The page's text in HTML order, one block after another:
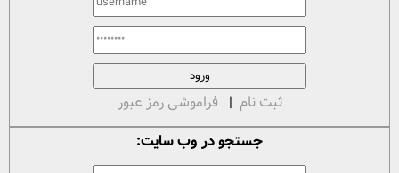
ثبت نام | فراموشی رمز عبور
جستجو در وب سایت: